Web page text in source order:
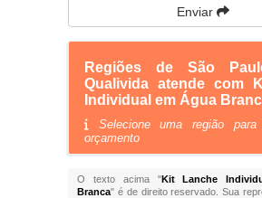
Enviar
Regiões de São
Qualivida atende com
Individual em Água
Selecione uma região
orçamento
O texto acima "Kit Lanche
Branca" é de direito reservado. Sua